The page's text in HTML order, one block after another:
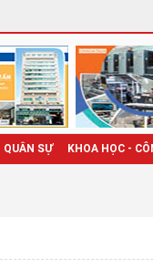
QUÂN SỰ KHOA HỌC -